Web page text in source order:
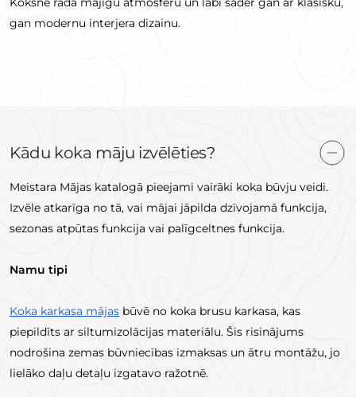
gan modernu interjera dizainu.
Kādu koka māju izvēlēties?
Meistara Mājas katalogā pieejami vairāki koka būvju veidi.
Izvēle atkarīga no tā, vai mājai jāpilda dzīvojamā funkcija,
sezonas atpūtas funkcija vai palīgceltnes funkcija.
Namu tipi
Koka karkasa mājas būvē no koka brusu karkasa, kas
piepildīts ar siltumizolācijas materiālu. Šis risinājums
nodrošina zemas būvniecības izmaksas un ātru montāžu, jo
lielāko daļu detaļu izgatavo ražotnē.